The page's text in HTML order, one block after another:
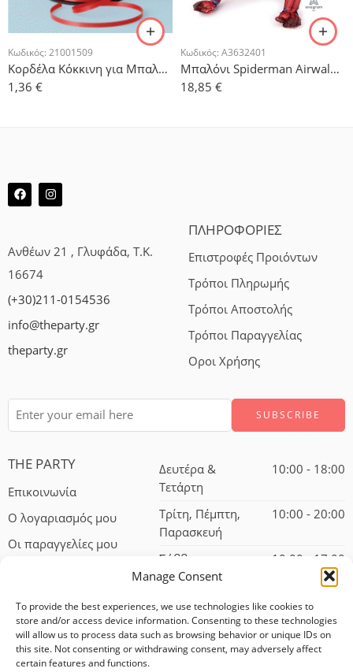
Manage Consent
To provide the best experiences, we use technologies like cookies to
store and/or access device information. Consenting to these technologies
will allow us to process data such as browsing behavior or unique IDs on
this site. Not consenting or withdrawing consent, may adversely affect
certain features and functions.
Κωδικός: 21001509
Κορδέλα Κόκκινη για Μπαλόνια 500μ
1,36 €
Κωδικός: A3632401
Μπαλόνι Spiderman Airwalker 91cm x 91cm
18,85 €
Ανθέων 21 , Γλυφάδα, Τ.Κ.
16674
(+30)211-0154536
info@theparty.gr
theparty.gr
ΠΛΗΡΟΦΟΡΙΕΣ
Επιστροφές Προιόντων
Τρόποι Πληρωμής
Τρόποι Αποστολής
Τρόποι Παραγγελίας
Οροι Χρήσης
THE PARTY
Επικοινωνία
Ο λογαριασμός μου
Οι παραγγελίες μου
Δευτέρα &
Τετάρτη
10:00 - 18:00
Τρίτη, Πέμπτη,
Παρασκευή
10:00 - 20:00
Σάββατο 10:00 - 17:00